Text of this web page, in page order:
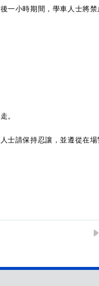
小時期間，學車人士將禁
。
請保持忍讓，並遵從在場